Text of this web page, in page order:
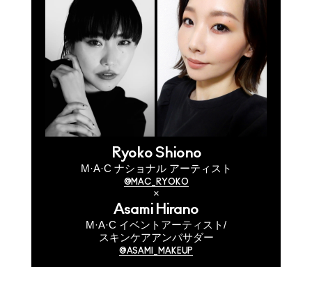
Ryoko Shiono
M·A·C ナショナル アーティスト
@MAC_RYOKO
×
Asami Hirano
M·A·C イベントアーティスト/
スキンケアアンバサダー
@ASAMI_MAKEUP